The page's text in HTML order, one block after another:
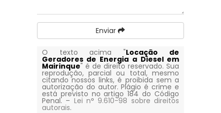
Enviar
O texto acima "Locação de
Geradores de Energia a Diesel em
Mairinque" é de direito reservado. Sua
reprodução, parcial ou total, mesmo
citando nossos links, é proibida sem a
autorização do autor. Plágio é crime e
está previsto no artigo 184 do Código
Penal. – Lei n° 9.610-98 sobre direitos
autorais.